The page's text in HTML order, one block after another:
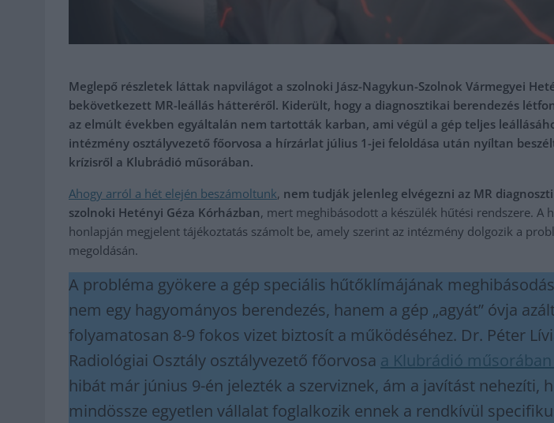
Meglepő részletek láttak napvilágot a szolnoki Jász-Nagykun-Szolnok Vármegyei
bekövetkezett MR-leállás hátteréről. Kiderült, hogy a diagnosztikai berendezés
az elmúlt években egyáltalán nem tartották karban, ami végül a gép teljes
intézmény osztályvezető főorvosa a hírzárlat július 1-jei feloldása után nyíltan
krízisről a Klubrádió műsorában.
Ahogy arról a hét elején beszámoltunk, nem tudják jelenleg elvégezni az MR
szolnoki Hetényi Géza Kórházban, mert meghibásodott a készülék hűtési rendszere. A
honlapján megjelent tájékoztatás számolt be, amely szerint az intézmény dolgozik a
megoldásán.
A probléma gyökere a gép speciális hűtőklímájának
nem egy hagyományos berendezés, hanem a gép „agyát” óvja
folyamatosan 8-9 fokos vizet biztosít a működéséhez. Dr. Péter
Radiológiai Osztály osztályvezető főorvosa a Klubrádió
hibát már június 9-én jelezték a szerviznek, ám a javítást nehezíti,
mindössze egyetlen vállalat foglalkozik ennek a rendkívül